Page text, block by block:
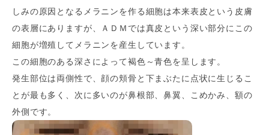
しみの原因となるメラニンを作る細胞は本来表皮という皮膚
の表層にありますが、ＡＤＭでは真皮という深い部分にこの
細胞が増殖してメラニンを産生しています。
この細胞のある深さによって褐色～青色を呈します。
発生部位は両側性で、顔の頬骨と下まぶたに点状に生じるこ
とが最も多く、次に多いのが鼻根部、鼻翼、こめかみ、額の
外側です。